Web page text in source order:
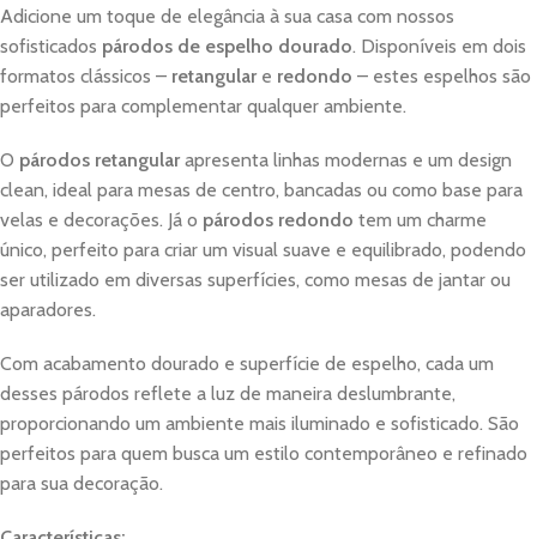
Adicione um toque de elegância à sua casa com nossos
sofisticados párodos de espelho dourado. Disponíveis em dois
formatos clássicos – retangulare redondo – estes espelhos são
perfeitos para complementar qualquer ambiente.
O párodos retangularapresenta linhas modernas e um design
clean, ideal para mesas de centro, bancadas ou como base para
velas e decorações. Já o párodos redondo tem um charme
único, perfeito para criar um visual suave e equilibrado, podendo
ser utilizado em diversas superfícies, como mesas de jantar ou
aparadores.
Com acabamento dourado e superfície de espelho, cada um
desses párodos reflete a luz de maneira deslumbrante,
proporcionando um ambiente mais iluminado e sofisticado. São
perfeitos para quem busca um estilo contemporâneo e refinado
para sua decoração.